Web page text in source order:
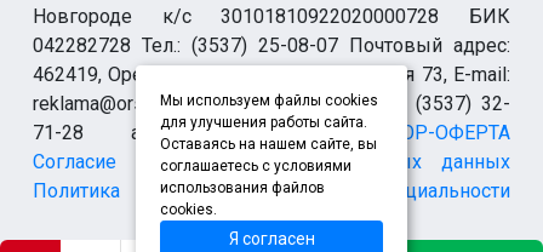
Новгороде к/с 30101810922020000728 БИК
042282728 Тел.: (3537) 25-08-07 Почтовый адрес:
462419, Оренбургская обл., г. Орск-19 а/я 73, E-mail:
reklama@orsk.ru ТЕЛЕФОН МОДЕРАЦИИ (3537) 32-
71-28 allsupport@orsk.ruДОГОВОР-ОФЕРТА
Согласие на обработку персональных данных
Политика конфиденциальности
Мы используем файлы cookies
для улучшения работы сайта.
Оставаясь на нашем сайте, вы
соглашаетесь с условиями
использования файлов
cookies.
Я согласен